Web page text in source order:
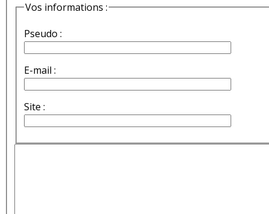
Vos informations :
Pseudo :
E-mail :
Site :